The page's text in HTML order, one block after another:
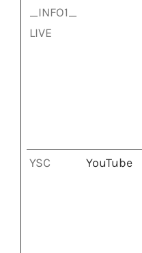
_INFO1_
LIVE
YSC YouTube